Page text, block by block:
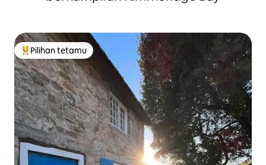
Pilihan utama tetamu
Pilihan tetamu